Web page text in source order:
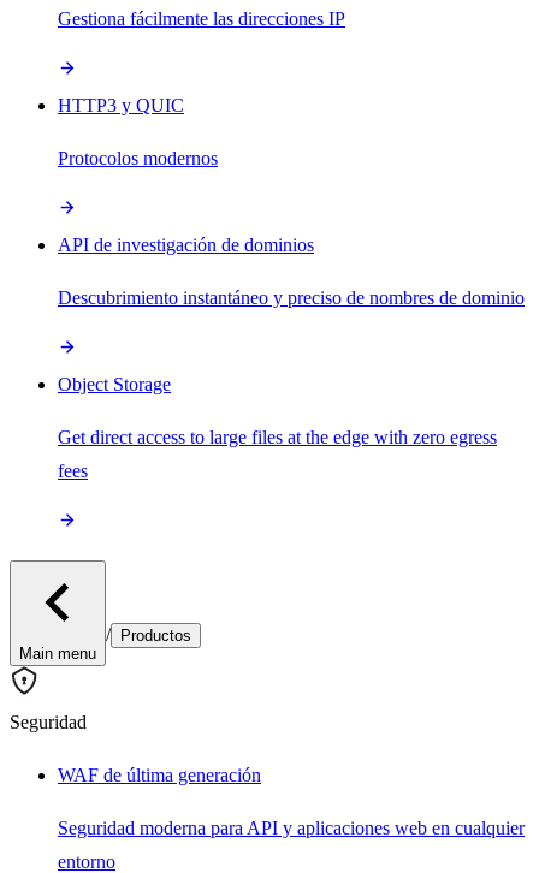
Gestiona fácilmente las direcciones IP
HTTP3 y QUIC
Protocolos modernos
API de investigación de dominios
Descubrimiento instantáneo y preciso de nombres de dominio
Object Storage
Get direct access to large files at the edge with zero egress
fees
Main menu
/ Productos
Seguridad
WAF de última generación
Seguridad moderna para API y aplicaciones web en cualquier
entorno